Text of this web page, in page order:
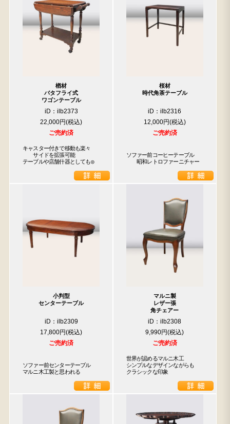
楢材
バタフライ式
ワゴンテーブル
iD：ilb2373
22,000円
ご売約済
キャスター付きで移動も楽々
サイドを拡張可能
テーブルや店舗什器としても◎
桜材
時代角茶テーブル
iD：ilb2316
12,000円
ご売約済
ソファー前コーヒーテーブル
昭和レトロファーニチャー
小判型
センターテーブル
iD：ilb2309
17,800円
ご売約済
ソファー前センターテーブル
マルニ木工製と思われる
マルニ製
レザー張
角チェアー
iD：ilb2308
9,990円
ご売約済
世界が認めるマルニ木工
シンプルなデザインながらも
クラシックな印象